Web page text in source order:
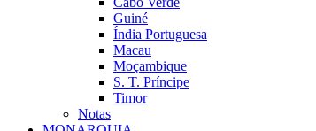
Guiné
Índia Portuguesa
Macau
Moçambique
S. T. Príncipe
Timor
Notas